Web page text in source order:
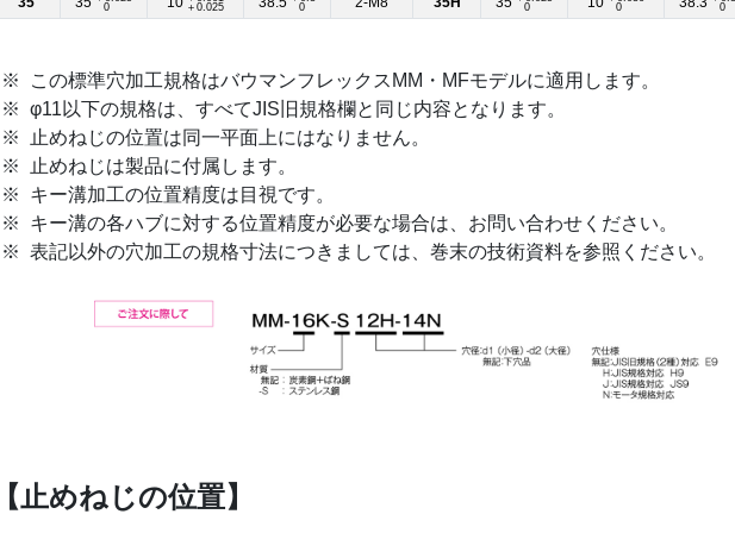
0
＋0.025
0
0
0
0
この標準穴加工規格はバウマンフレックスMM・MFモデルに適用します。
φ11以下の規格は、すべてJIS旧規格欄と同じ内容となります。
止めねじの位置は同一平面上にはなりません。
止めねじは製品に付属します。
キー溝加工の位置精度は目視です。
キー溝の各ハブに対する位置精度が必要な場合は、お問い合わせください。
表記以外の穴加工の規格寸法につきましては、巻末の技術資料を参照ください。
【止めねじの位置】